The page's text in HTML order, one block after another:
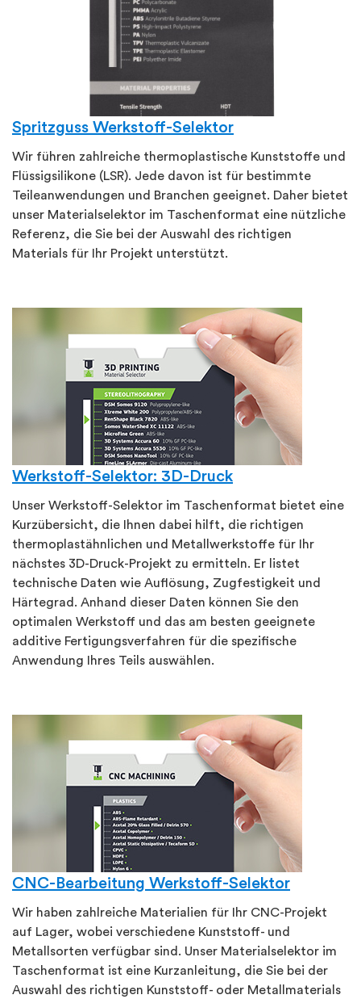
Spritzguss Werkstoff-Selektor
Wir führen zahlreiche thermoplastische Kunststoffe und
Flüssigsilikone (LSR). Jede davon ist für bestimmte
Teileanwendungen und Branchen geeignet. Daher bietet
unser Materialselektor im Taschenformat eine nützliche
Referenz, die Sie bei der Auswahl des richtigen
Materials für Ihr Projekt unterstützt.
Werkstoff-Selektor: 3D-Druck
Unser Werkstoff-Selektor im Taschenformat bietet eine
Kurzübersicht, die Ihnen dabei hilft, die richtigen
thermoplastähnlichen und Metallwerkstoffe für Ihr
nächstes 3D-Druck-Projekt zu ermitteln. Er listet
technische Daten wie Auflösung, Zugfestigkeit und
Härtegrad. Anhand dieser Daten können Sie den
optimalen Werkstoff und das am besten geeignete
additive Fertigungsverfahren für die spezifische
Anwendung Ihres Teils auswählen.
CNC-Bearbeitung Werkstoff-Selektor
Wir haben zahlreiche Materialien für Ihr CNC-Projekt
auf Lager, wobei verschiedene Kunststoff- und
Metallsorten verfügbar sind. Unser Materialselektor im
Taschenformat ist eine Kurzanleitung, die Sie bei der
Auswahl des richtigen Kunststoff- oder Metallmaterials